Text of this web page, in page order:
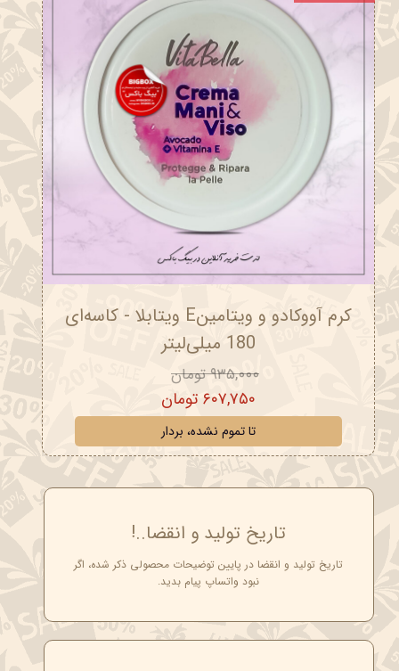
تاریخ تولید و انقضا..!
تاریخ تولید و انقضا در پایین توضیحات محصولی ذکر شده، اگر
نبود واتساپ پیام بدید.
کرم آووکادو و ویتامینE ویتابلا - کاسه‌ای
180 میلی‌لیتر
۹۳۵,۰۰۰ تومان
۶۰۷,۷۵۰ تومان
تا تموم نشده، بردار